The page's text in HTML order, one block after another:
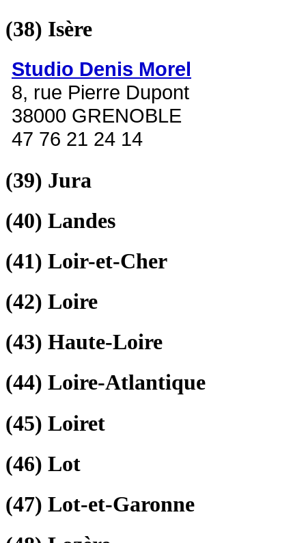
(38) Isère
Studio Denis Morel
8, rue Pierre Dupont
38000 GRENOBLE
47 76 21 24 14
(39) Jura
(40) Landes
(41) Loir-et-Cher
(42) Loire
(43) Haute-Loire
(44) Loire-Atlantique
(45) Loiret
(46) Lot
(47) Lot-et-Garonne